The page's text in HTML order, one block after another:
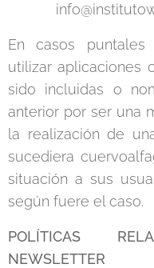
En casos puntales
utilizar aplicaciones
sido incluidas o
anterior por ser una
la realización de
sucediera
situación a sus
según fuere el caso.
POLÍTICAS
NEWSLETTER